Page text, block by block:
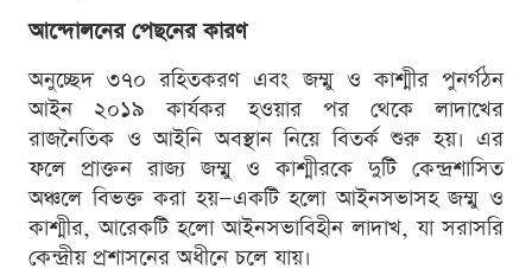
আন্দোলনের পেছনের কারণ
অনুচ্ছেদ ৩৭০ রহিতকরণ এবং জম্মু ও কাশ্মীর পুনর্গঠন
আইন ২০১৯ কার্যকর হওয়ার পর থেকে লাদাখের
রাজনৈতিক ও আইনি অবস্থান নিয়ে বিতর্ক শুরু হয়। এর
ফলে প্রাক্তন রাজ্য জম্মু ও কাশ্মীরকে দুটি কেন্দ্রশাসিত
অঞ্চলে বিভক্ত করা হয়—একটি হলো আইনসভাসহ জম্মু ও
কাশ্মীর, আরেকটি হলো আইনসভাবিহীন লাদাখ, যা সরাসরি
কেন্দ্রীয় প্রশাসনের অধীনে চলে যায়।